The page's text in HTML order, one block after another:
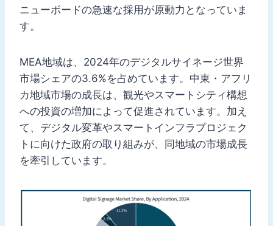
ニューボードの急速な採用が原動力となっていま
す。
MEA地域は、2024年のデジタルサイネージ世界
市場シェアの3.6%を占めています。中東・アフリ
カ地域市場の成長は、観光やスマートシティ構想
への投資の増加によって促進されています。加え
て、デジタル変革やスマートインフラプロジェク
トに向けた政府の取り組みが、同地域の市場成長
を牽引しています。